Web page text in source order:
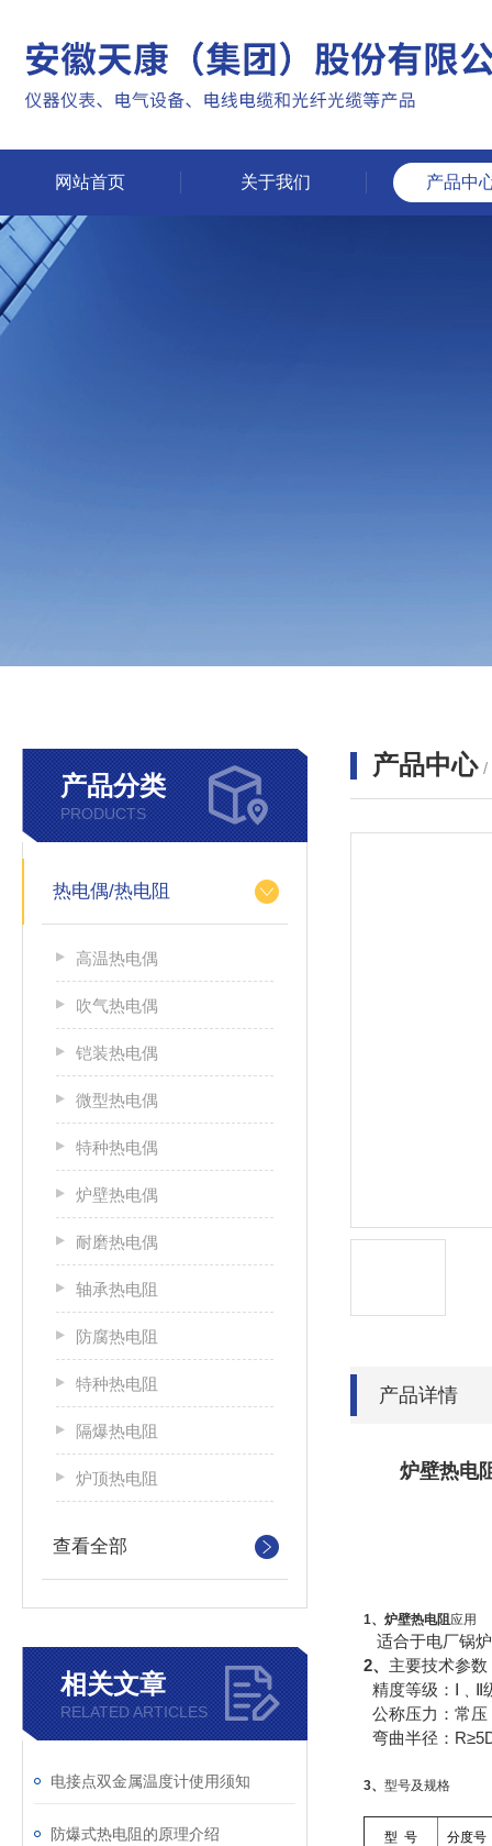
网站首页 关于我们 产品中
产品分类
PRODUCTS
热电偶/热电阻
高温热电偶
吹气热电偶
铠装热电偶
微型热电偶
特种热电偶
炉壁热电偶
耐磨热电偶
轴承热电阻
防腐热电阻
特种热电阻
隔爆热电阻
炉顶热电阻
查看全部
相关文章
RELATED ARTICLES
电接点双金属温度计使用须知
防爆式热电阻的原理介绍
产品中心 /
产品详情
炉壁热电
1、炉壁热电阻应用
适合于电厂锅
2、 主要技术参数
精度等级：Ⅰ﹑Ⅱ
公称压力：常压
弯曲半径：
3、 型号及规格
型 号 分度号